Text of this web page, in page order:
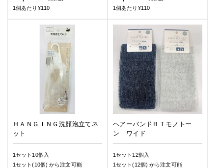
1個あたり¥110 1個あたり¥110
ＨＡＮＧＩＮＧ洗顔泡立てネ
ット
1セット10個入
1セット(10個)から注文可能
ヘアーバンドＢＴモノトー
ン ワイド
1セット12個入
1セット(12個)から注文可能